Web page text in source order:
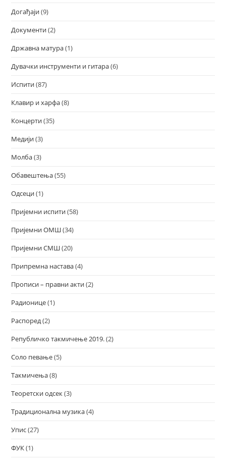
Догађаји(9)
Документи(2)
Државна матура(1)
Дувачки инструменти и гитара(6)
Испити(87)
Клавир и харфа(8)
Концерти(35)
Медији(3)
Молба(3)
Обавештења(55)
Одсеци(1)
Пријемни испити(58)
Пријемни ОМШ(34)
Пријемни СМШ(20)
Припремна настава(4)
Прописи – правни акти(2)
Радионице(1)
Распоред(2)
Републичко такмичење 2019.(2)
Соло певање(5)
Такмичења(8)
Теоретски одсек(3)
Традиционална музика(4)
Упис(27)
ФУК(1)